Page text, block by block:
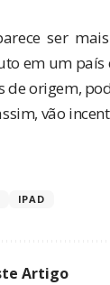
ser
em um país
de origem,
vão
IPAD
Artigo